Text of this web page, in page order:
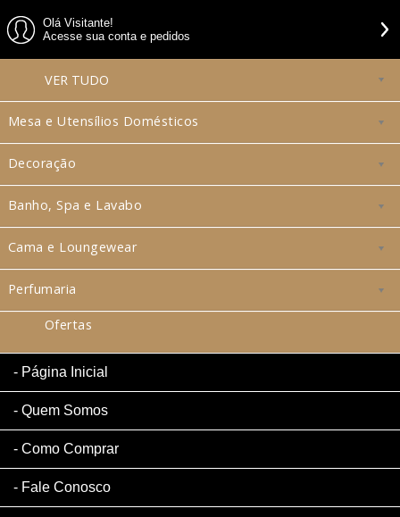
Olá Visitante!
Acesse sua conta e pedidos
VER TUDO
Mesa e Utensílios Domésticos
Decoração
Banho, Spa e Lavabo
Cama e Loungewear
Perfumaria
Ofertas
Página Inicial
Quem Somos
Como Comprar
Fale Conosco